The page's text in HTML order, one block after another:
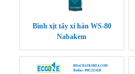
Bình xịt tẩy xỉ hàn WS-80
Nabakem